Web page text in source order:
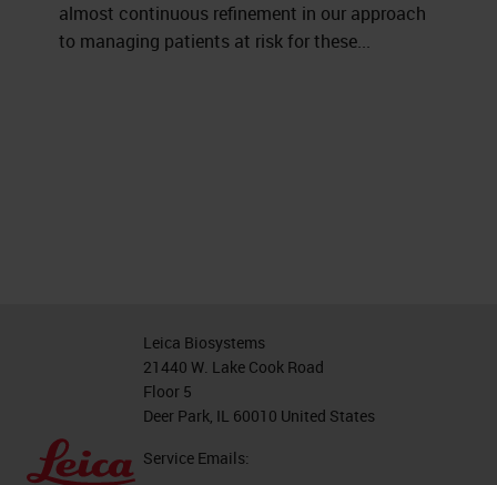
almost continuous refinement in our approach
to managing patients at risk for these...
Leica Biosystems
21440 W. Lake Cook Road
Floor 5
Deer Park, IL 60010 United States
Service Emails: